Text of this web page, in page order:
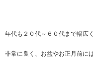
年代も２０代～６０代まで幅広
非常に良く、お盆やお正月前に